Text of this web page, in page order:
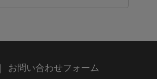
お問い合わせフォーム